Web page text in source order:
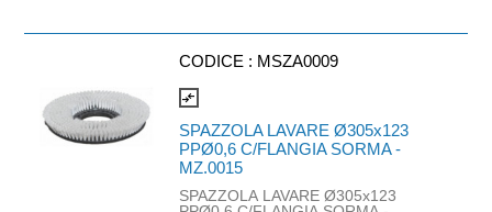
CODICE : MSZA0009
compare_arrows
SPAZZOLA LAVARE Ø305x123
PPØ0,6 C/FLANGIA SORMA -
MZ.0015
SPAZZOLA LAVARE Ø305x123